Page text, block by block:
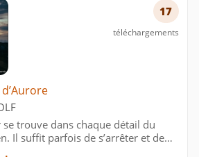
se trouve dans chaque détail du
Il suffit parfois de s’arrêter et de
17
téléchargements